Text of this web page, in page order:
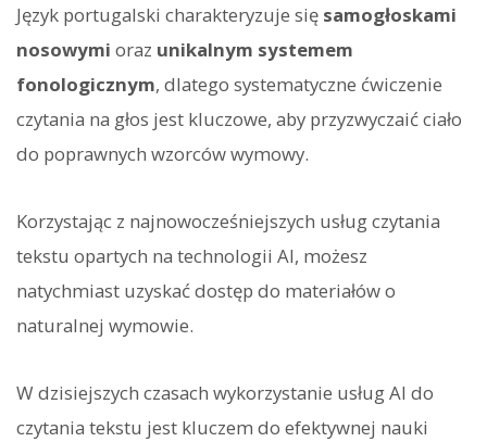
Język portugalski charakteryzuje się samogłoskami
nosowymi oraz unikalnym systemem
fonologicznym, dlatego systematyczne ćwiczenie
czytania na głos jest kluczowe, aby przyzwyczaić ciało
do poprawnych wzorców wymowy.
Korzystając z najnowocześniejszych usług czytania
tekstu opartych na technologii AI, możesz
natychmiast uzyskać dostęp do materiałów o
naturalnej wymowie.
W dzisiejszych czasach wykorzystanie usług AI do
czytania tekstu jest kluczem do efektywnej nauki